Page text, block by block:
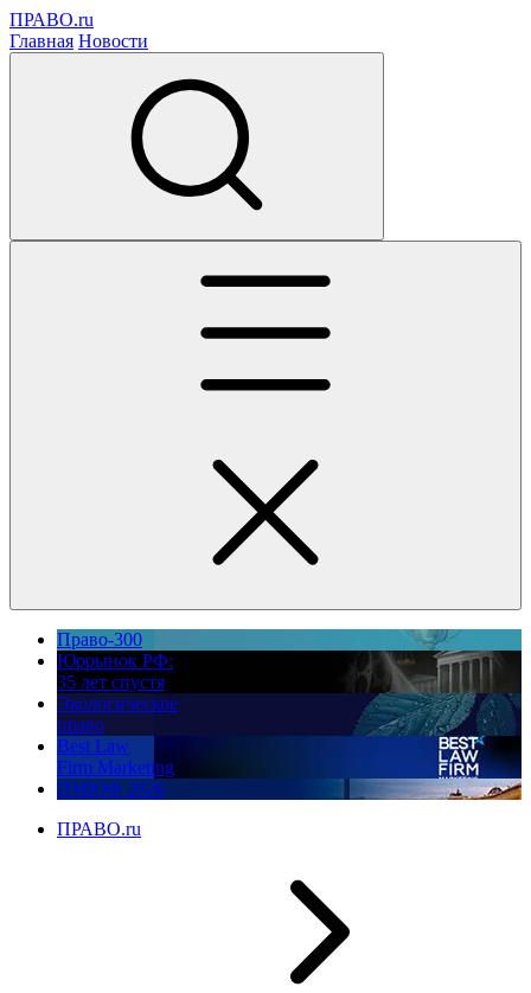
ПРАВО.ru
Главная Новости
Право-300
Юррынок РФ:
35 лет спустя
Экологическое
право
Best Law
Firm Marketing
ПМЮФ 2026
ПРАВО.ru